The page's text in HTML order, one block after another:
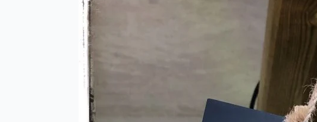
Mercredi 29 et
sera fermé
Le vendredi 31
heureux
La semaine du 3